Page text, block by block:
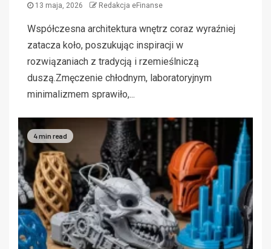
13 maja, 2026 Redakcja eFinanse
Współczesna architektura wnętrz coraz wyraźniej
zatacza koło, poszukując inspiracji w
rozwiązaniach z tradycją i rzemieślniczą
duszą.Zmęczenie chłodnym, laboratoryjnym
minimalizmem sprawiło,...
4 min read